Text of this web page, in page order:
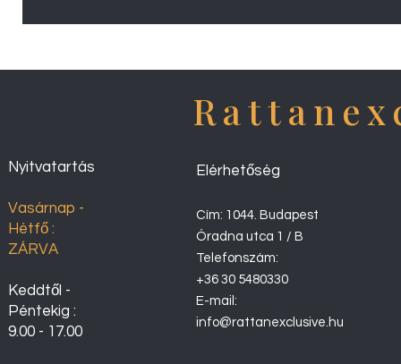
Nyitvatartás
Vasárnap -
Hétfő :
ZÁRVA
Keddtől -
Péntekig :
9.00 - 17.00
Elérhetőség
Cím: 1044. Budapest
Óradna utca 1 / B
Telefonszám:
+36 30 5480330
E-mail:
info@rattanexclusive.hu